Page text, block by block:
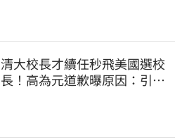
清大校長才續任秒飛美國選校
長！高為元道歉曝原因：引起